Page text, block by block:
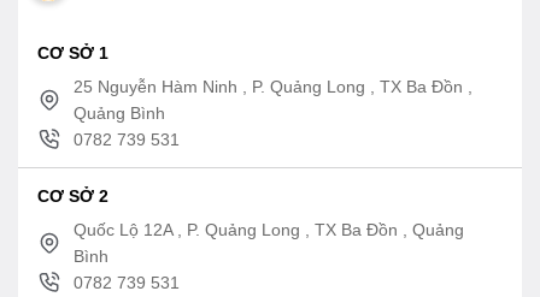
CƠ SỞ 1
25 Nguyễn Hàm Ninh , P. Quảng Long , TX Ba Đồn ,
Quảng Bình
0782 739 531
CƠ SỞ 2
Quốc Lộ 12A , P. Quảng Long , TX Ba Đồn , Quảng
Bình
0782 739 531